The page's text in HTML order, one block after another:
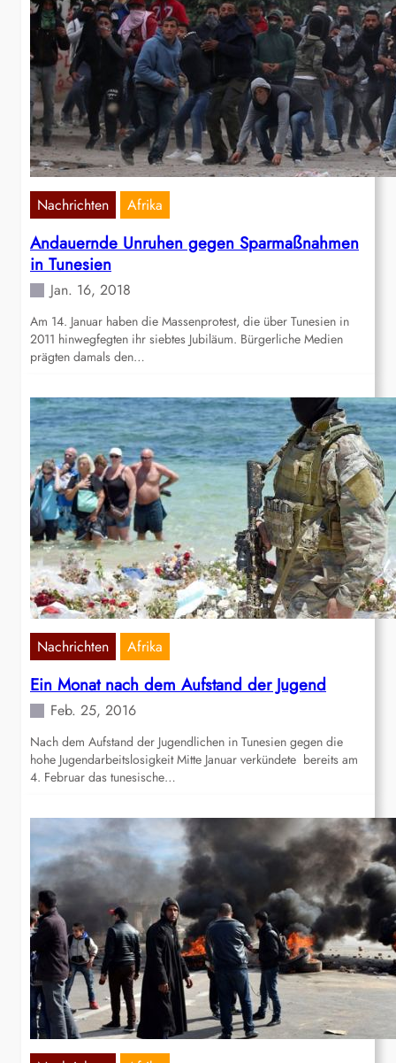
Nachrichten Afrika
Andauernde Unruhen gegen Sparmaßnahmen
in Tunesien
Jan. 16, 2018
Am 14. Januar haben die Massenprotest, die über Tunesien in
2011 hinwegfegten ihr siebtes Jubiläum. Bürgerliche Medien
prägten damals den…
Nachrichten Afrika
Ein Monat nach dem Aufstand der Jugend
Feb. 25, 2016
Nach dem Aufstand der Jugendlichen in Tunesien gegen die
hohe Jugendarbeitslosigkeit Mitte Januar verkündete bereits am
4. Februar das tunesische…